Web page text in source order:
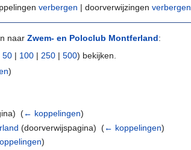
verbergen | doorverwijzingen verbergen
naar Zwem- en Poloclub Montferland:
50 | 100 | 250 | 500) bekijken.
)
(← koppelingen)
(doorverwijspagina) ‎(← koppelingen)
)